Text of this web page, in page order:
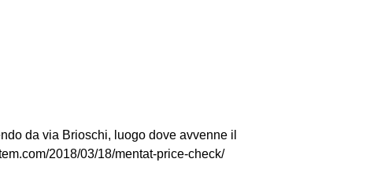
da via Brioschi, luogo dove avvenne il
2018/03/18/mentat-price-check/